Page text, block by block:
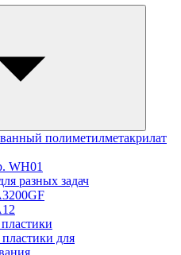
полиметилметакрилат
WH01
разных задач
для